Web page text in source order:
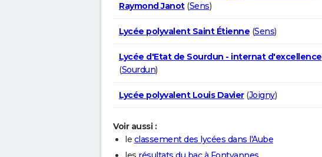
Raymond Janot(Sens)
Lycée polyvalent Saint Étienne (Sens)
Lycée d'Etat de Sourdun - internat d'excellence
(Sourdun)
Lycée polyvalent Louis Davier(Joigny)
Voir aussi :
le classement des lycées dans l'Aube